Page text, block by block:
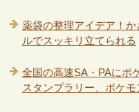
薬袋の整理アイデア！
ルでスッキリ立てられる
全国の高速SA・PAにポ
スタンプラリー、ポケ